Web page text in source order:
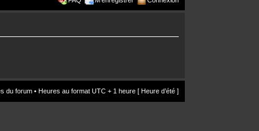
du forum • Heures au format UTC + 1 heure [ Heure d’été ]